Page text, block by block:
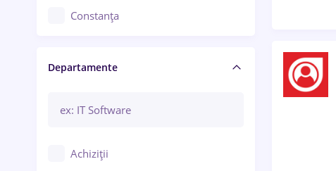
Constanța
Brașov
Bacău
Galați (Galați)
Departamente
Achiziții